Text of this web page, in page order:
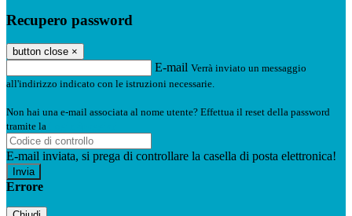
Recupero password
button close ×
E-mail Verrà inviato un messaggio
all'indirizzo indicato con le istruzioni necessarie.
Non hai una e-mail associata al nome utente? Effettua il reset della password
tramite la
E-mail inviata, si prega di controllare la casella di posta elettronica!
Errore